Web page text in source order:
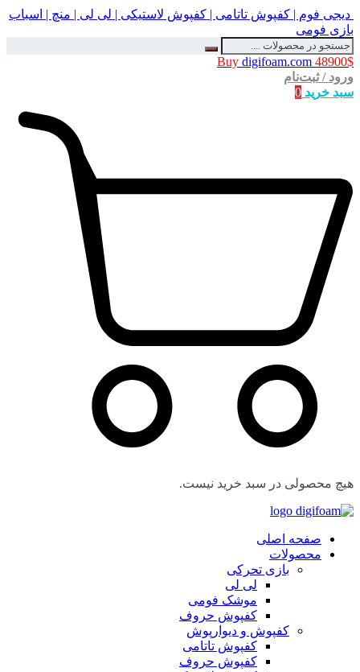
دیجی فوم | کفپوش تاتامی | کفپوش لاستیکی | لی لی | منچ | اسباب
بازی فومی
Buy digifoam.com 48900$
ورود / ثبت‌نام
سبد خرید 0
هیچ محصولی در سبد خرید نیست.
صفحه اصلی
محصولات
بازی تحرکی
لی لی
موشک فومی
کفپوش حروف
کفپوش و دیوارپوش
کفپوش تاتامی
کفپوش حروف